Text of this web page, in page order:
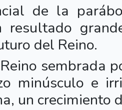
de la
resultado
del Reino.
sembrada
minúsculo e
un crecimiento